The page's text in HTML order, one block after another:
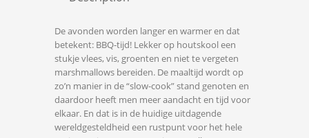
De avonden worden langer en warmer en dat
betekent: BBQ-tijd! Lekker op houtskool een
stukje vlees, vis, groenten en niet te vergeten
marshmallows bereiden. De maaltijd wordt op
zo’n manier in de “slow-cook” stand genoten en
daardoor heeft men meer aandacht en tijd voor
elkaar. En dat is in de huidige uitdagende
wereldgesteldheid een rustpunt voor het hele